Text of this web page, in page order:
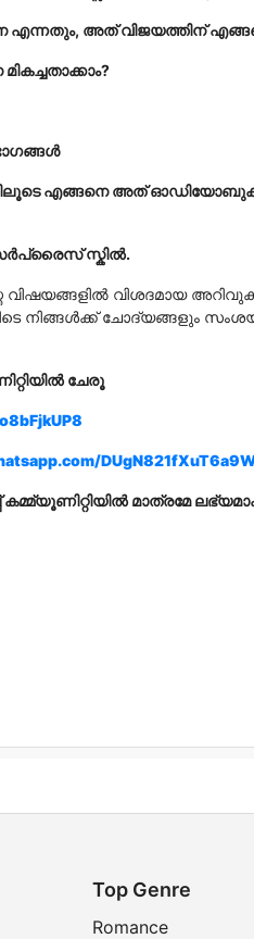
അത് വിജയത്തിന്
എങ്ങനെ അത്
സർപ്രൈസ് സ്കിൽ.
വിശദമായ
നിങ്ങൾക്ക് ചോദ്യങ്ങളും
ചേരൂ
മാത്രമേ
Top Genre
Romance